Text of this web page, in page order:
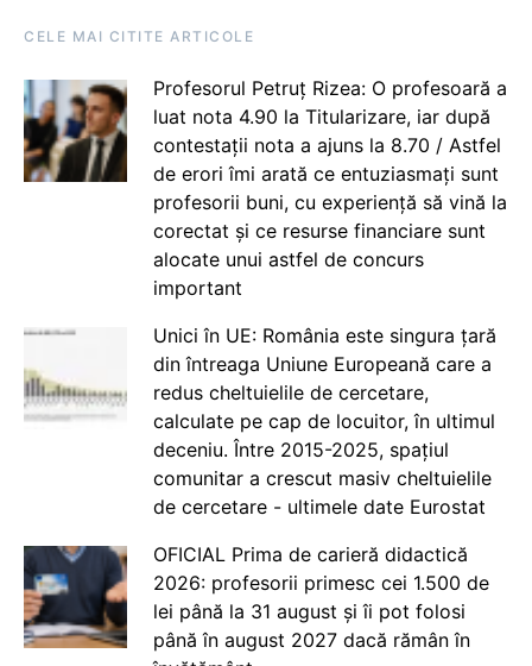
CELE MAI CITITE ARTICOLE
Profesorul Petruț Rizea: O profesoară a
luat nota 4.90 la Titularizare, iar după
contestații nota a ajuns la 8.70 / Astfel
de erori îmi arată ce entuziasmați sunt
profesorii buni, cu experiență să vină la
corectat și ce resurse financiare sunt
alocate unui astfel de concurs
important
Unici în UE: România este singura țară
din întreaga Uniune Europeană care a
redus cheltuielile de cercetare,
calculate pe cap de locuitor, în ultimul
deceniu. Între 2015-2025, spațiul
comunitar a crescut masiv cheltuielile
de cercetare - ultimele date Eurostat
OFICIAL Prima de carieră didactică
2026: profesorii primesc cei 1.500 de
lei până la 31 august și îi pot folosi
până în august 2027 dacă rămân în